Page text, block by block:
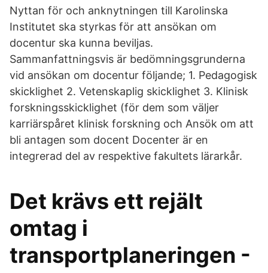
Nyttan för och anknytningen till Karolinska
Institutet ska styrkas för att ansökan om
docentur ska kunna beviljas.
Sammanfattningsvis är bedömningsgrunderna
vid ansökan om docentur följande; 1. Pedagogisk
skicklighet 2. Vetenskaplig skicklighet 3. Klinisk
forskningsskicklighet (för dem som väljer
karriärspåret klinisk forskning och Ansök om att
bli antagen som docent Docenter är en
integrerad del av respektive fakultets lärarkår.
Det krävs ett rejält
omtag i
transportplaneringen -